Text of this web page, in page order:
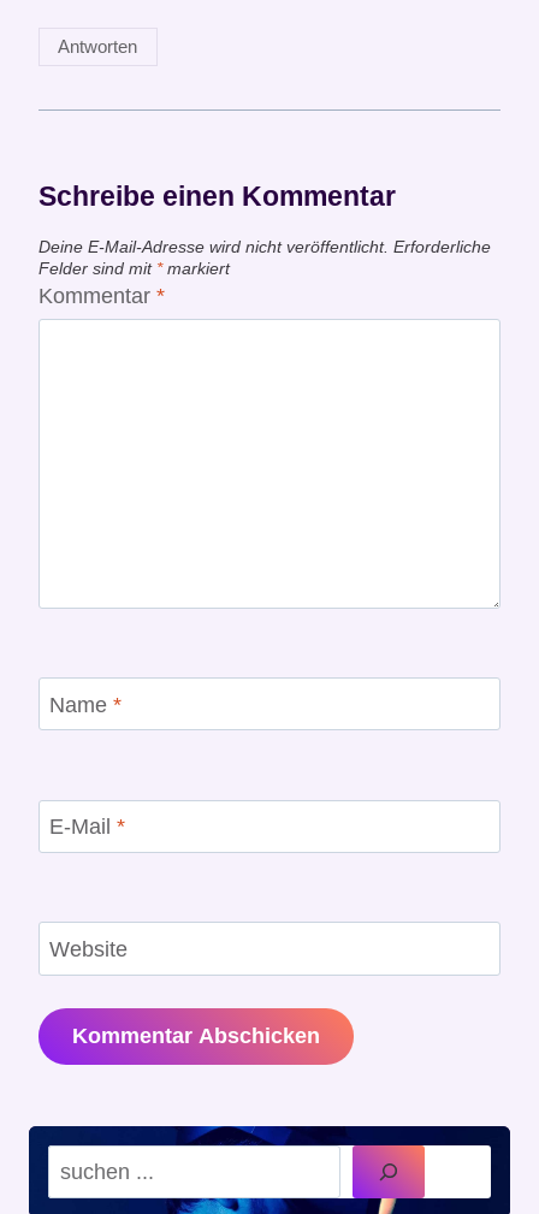
Antworten
Schreibe einen Kommentar
Deine E-Mail-Adresse wird nicht veröffentlicht. Erforderliche
Felder sind mit *markiert
Kommentar *
Name *
E-Mail *
Website
Suchen